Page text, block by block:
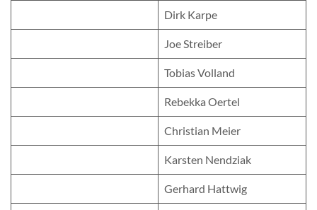
Dirk Karpe
Joe Streiber
Tobias Volland
Rebekka Oertel
Christian Meier
Karsten Nendziak
Gerhard Hattwig